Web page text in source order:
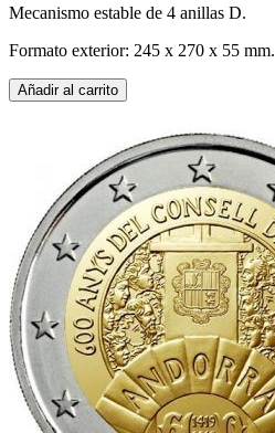
Mecanismo estable de 4 anillas D.
Formato exterior: 245 x 270 x 55 mm.
Añadir al carrito